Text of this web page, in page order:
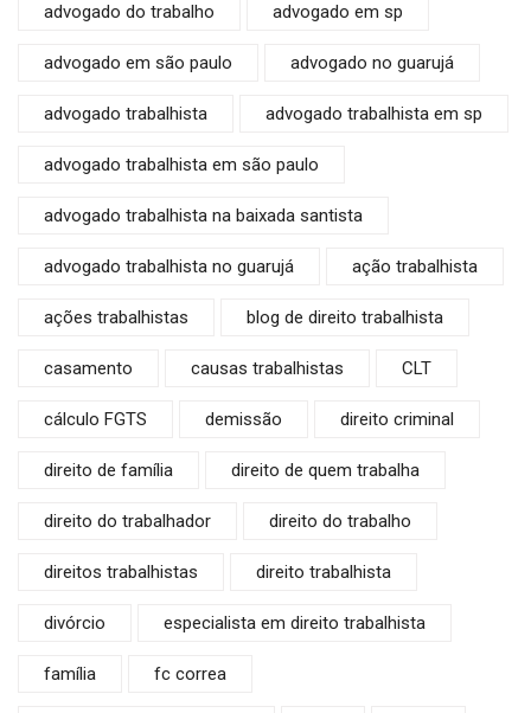
advogado do trabalho advogado em sp
advogado em são paulo advogado no guarujá
advogado trabalhista advogado trabalhista em sp
advogado trabalhista em são paulo
advogado trabalhista na baixada santista
advogado trabalhista no guarujá ação trabalhista
ações trabalhistas blog de direito trabalhista
casamento causas trabalhistas CLT
cálculo FGTS demissão direito criminal
direito de família direito de quem trabalha
direito do trabalhador direito do trabalho
direitos trabalhistas direito trabalhista
divórcio especialista em direito trabalhista
família fc correa